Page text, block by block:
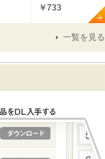
￥733
一覧を見る